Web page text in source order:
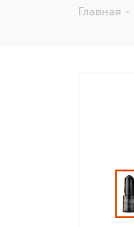
Главная -